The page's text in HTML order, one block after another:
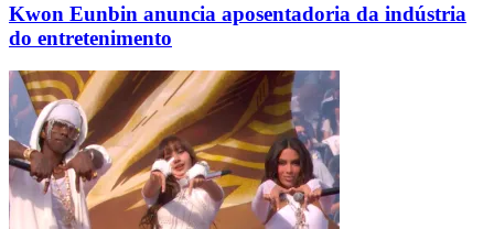
Kwon Eunbin anuncia aposentadoria da indústria
do entretenimento